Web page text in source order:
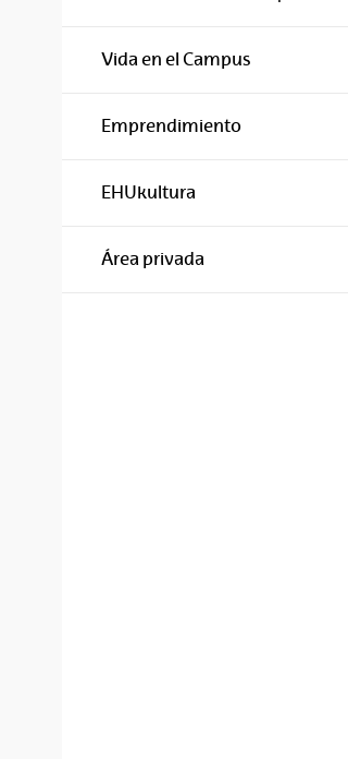
Vida en el Campus
Emprendimiento
EHUkultura
Área privada